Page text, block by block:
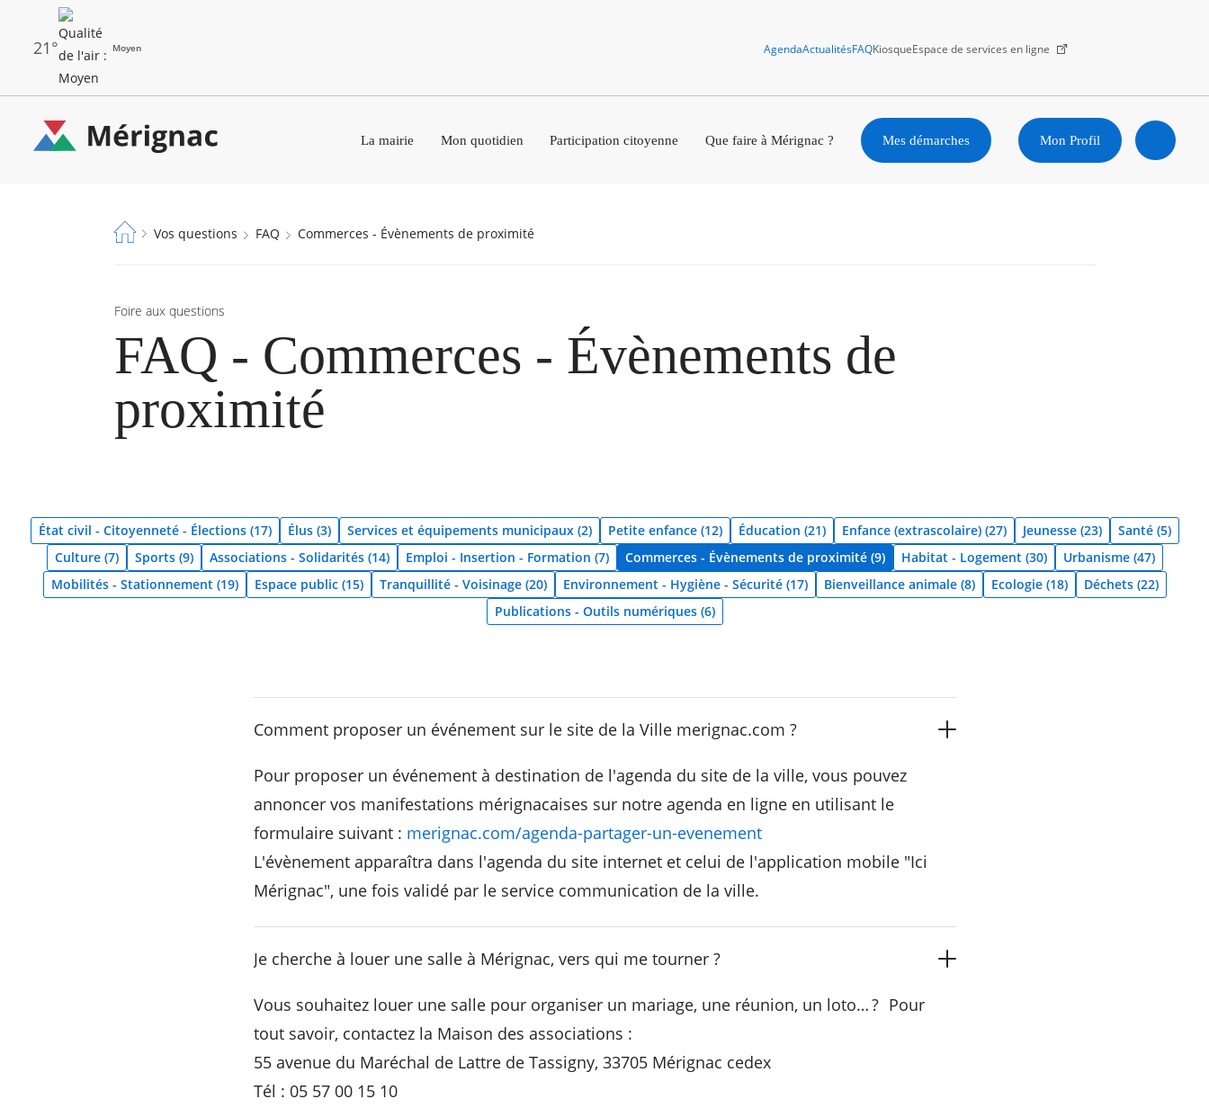
principal
21° Moyen
dernières
alertes
AgendaActualitésFAQKiosqueEspace de services en ligne
La mairie Mon quotidien Participation citoyenne Que faire à Mérignac ? Mes démarches Mon Profil
Fil
Vos questions FAQ Commerces - Évènements de proximité
Foire aux questions
FAQ - Commerces - Évènements de
proximité
État civil - Citoyenneté - Élections (17) Élus (3) Services et équipements municipaux (2) Petite enfance (12) Éducation (21) Enfance (extrascolaire) (27) Jeunesse (23)
Santé (5)
Culture (7)
Sports (9) Associations - Solidarités (14) Emploi - Insertion - Formation (7) Commerces - Évènements de proximité (9) Habitat - Logement (30)
Urbanisme (47)
Mobilités - Stationnement (19)
Espace public (15) Tranquillité - Voisinage (20) Environnement - Hygiène - Sécurité (17) Bienveillance animale (8) Ecologie (18)
Déchets (22)
Publications - Outils numériques (6)
Comment proposer un événement sur le site de la Ville merignac.com ?
Pour proposer un événement à destination de l'agenda du site de la ville, vous pouvez
annoncer vos manifestations mérignacaises sur notre agenda en ligne en utilisant le
formulaire suivant : merignac.com/agenda-partager-un-evenement
L'évènement apparaîtra dans l'agenda du site internet et celui de l'application mobile "Ici
Mérignac", une fois validé par le service communication de la ville.
Je cherche à louer une salle à Mérignac, vers qui me tourner ?
Vous souhaitez louer une salle pour organiser un mariage, une réunion, un loto… ? Pour
tout savoir, contactez la Maison des associations :
55 avenue du Maréchal de Lattre de Tassigny, 33705 Mérignac cedex
Tél : 05 57 00 15 10